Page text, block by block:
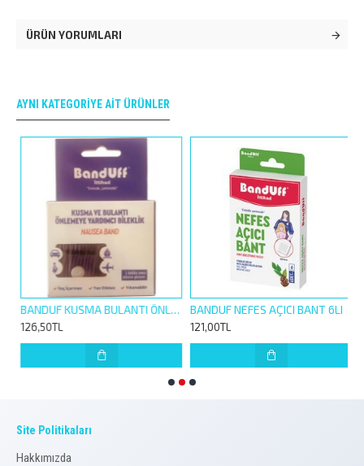
ÜRÜN YORUMLARI
AYNI KATEGORIYE AIT ÜRÜNLER
BANDUF KUSMA BULANTI ÖNLEYİCİ BİLEKLİK 1 ÇİFT
126,50TL
BANDUF NEFES AÇICI BANT 6LI
121,00TL
Site Politikaları
Hakkımızda